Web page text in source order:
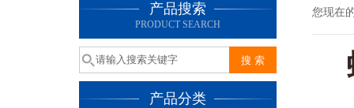
产品搜索
PRODUCT SEARCH
产品分类
您现在